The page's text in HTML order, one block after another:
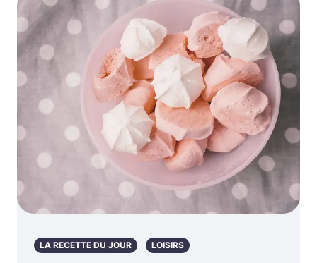
LA RECETTE DU JOUR LOISIRS